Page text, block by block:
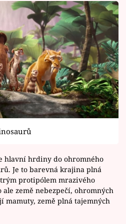
hlavní hrdiny do ohromného
Je to barevná krajina plná
protipólem mrazivého
země nebezpečí, ohromných
země plná tajemných